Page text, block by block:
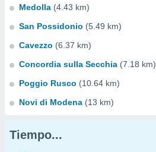
Medolla (4.43 km)
San Possidonio (5.49 km)
Cavezzo (6.37 km)
Concordia sulla Secchia (7.18 km)
Poggio Rusco (10.64 km)
Novi di Modena (13 km)
Tiempo...